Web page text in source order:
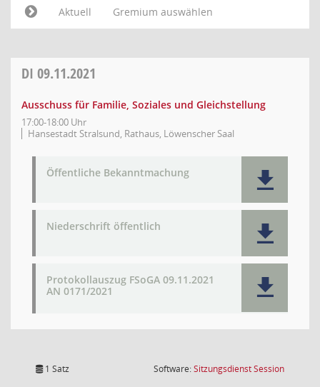
Aktuell
Gremium auswählen
DI 09.11.2021
Ausschuss für Familie, Soziales und Gleichstellung
17:00-18:00 Uhr
Hansestadt Stralsund, Rathaus, Löwenscher Saal
Öffentliche Bekanntmachung
Niederschrift öffentlich
Protokollauszug FSoGA 09.11.2021
AN 0171/2021
1 Satz Software:SitzungsdienstSession(Wird in